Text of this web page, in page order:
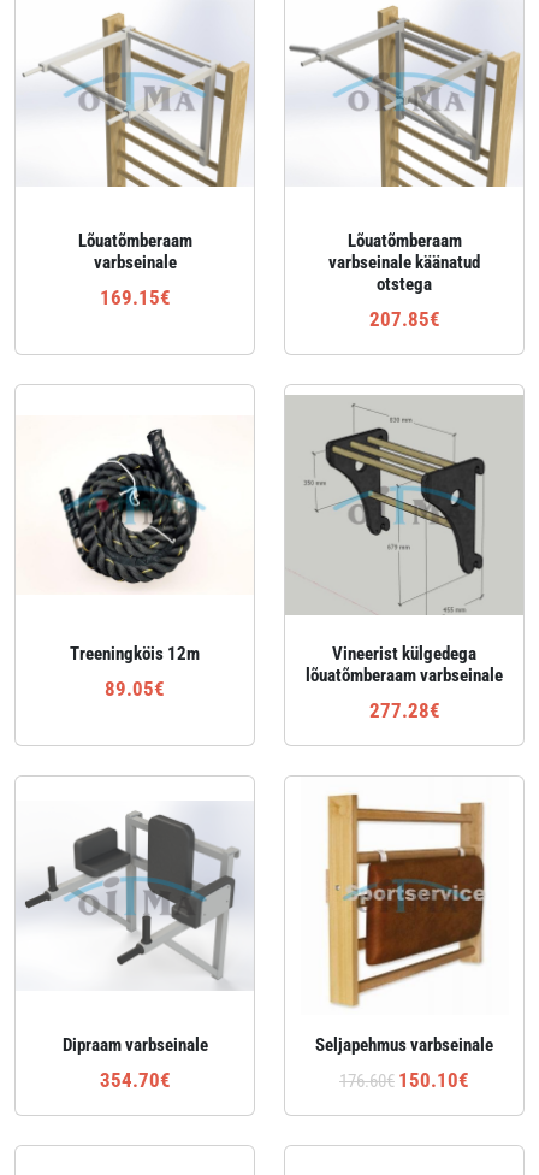
Lõuatõmberaam
varbseinale
169.15€
Lõuatõmberaam
varbseinale käänatud
otstega
207.85€
Treeningköis 12m
89.05€
Vineerist külgedega
lõuatõmberaam varbseinale
277.28€
Dipraam varbseinale
354.70€
Seljapehmus varbseinale
176.60€ 150.10€